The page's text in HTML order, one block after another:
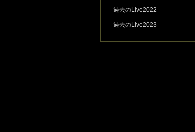
過去のLive2022
過去のLive2023